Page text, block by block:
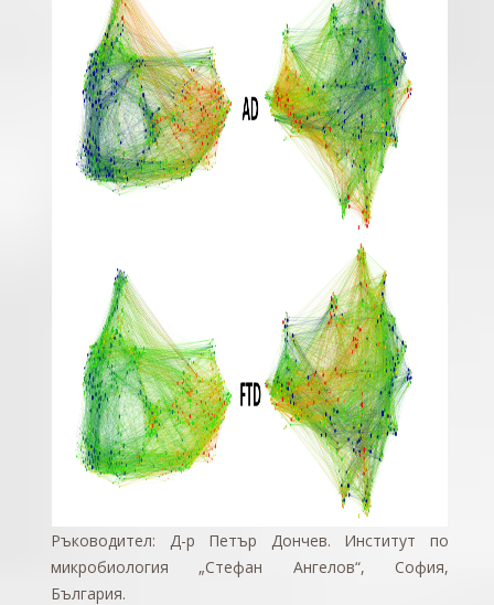
Ръководител: Д-р Петър Дончев. Институт по
микробиология „Стефан Ангелов“, София,
България.